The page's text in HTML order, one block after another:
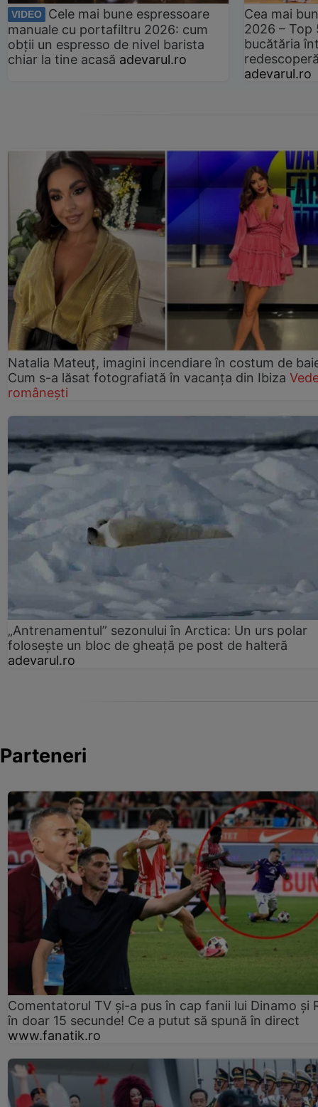
VIDEO
Cele mai bune espressoare
manuale cu portafiltru 2026: cum
obții un espresso de nivel barista
chiar la tine acasă adevarul.ro
Cea mai
2026 –
bucătăria
adevarul.ro
Natalia Mateuț, imagini incendiare în costum de
Cum s-a lăsat fotografiată în vacanța din Ibiza
românești
„Antrenamentul” sezonului în Arctica: Un urs polar
folosește un bloc de gheață pe post de halteră
adevarul.ro
Parteneri
Comentatorul TV și-a pus în cap fanii lui Dinamo și
în doar 15 secunde! Ce a putut să spună în direct
www.fanatik.ro